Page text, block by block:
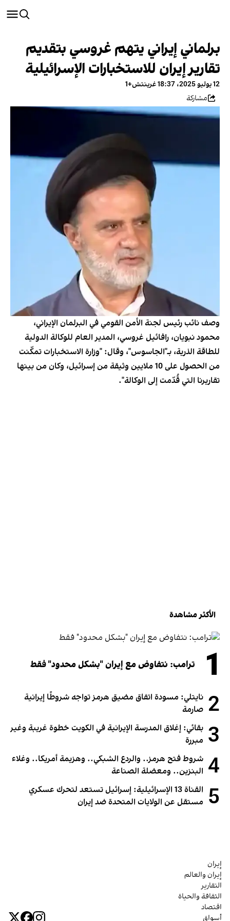
برلماني إيراني يتهم غروسي بتقديم
تقارير إيران للاستخبارات الإسرائيلية
12 يوليو 2025، 18:37 غرينتش+1
مشاركة
وصف نائب رئيس لجنة الأمن القومي في البرلمان الإيراني،
محمود نبویان، رافائيل غروسي، المدير العام للوكالة الدولية
للطاقة الذرية، بـ"الجاسوس"، وقال: "وزارة الاستخبارات تمكّنت
من الحصول على 10 ملايين وثيقة من إسرائيل، وكان من بينها
تقاريرنا التي قُدّمت إلى الوكالة".
الأكثر مشاهدة
1 ترامب: نتفاوض مع إيران "بشكل محدود" فقط
2 نايتلي: مسودة اتفاق مضيق هرمز تواجه شروطًا إيرانية
صارمة
3 بقائي: إغلاق المدرسة الإيرانية في الكويت خطوة غريبة وغير
مبررة
4 شروط فتح هرمز.. والردع الشبكي.. وهزيمة أمريكا.. وغلاء
البنزين.. ومعضلة الصناعة
5
القناة 13 الإسرائيلية: إسرائيل تستعد لتحرك عسكري
مستقل عن الولايات المتحدة ضد إيران
إيران
إيران والعالم
التقارير
الثقافة والحياة
اقتصاد
أسواق